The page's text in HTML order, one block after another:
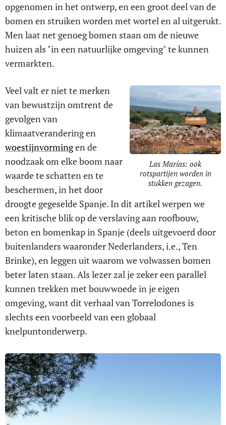
opgenomen in het ontwerp, en een groot deel van de
bomen en struiken worden met wortel en al uitgerukt.
Men laat net genoeg bomen staan om de nieuwe
huizen als "in een natuurlijke omgeving" te kunnen
vermarkten.
Las Marías: ook
rotspartijen worden in
stukken gezagen.
Veel valt er niet te merken
van bewustzijn omtrent de
gevolgen van
klimaatverandering en
woestijnvormingen de
noodzaak om elke boom naar
waarde te schatten en te
beschermen, in het door
droogte gegeselde Spanje. In dit artikel werpen we
een kritische blik op de verslaving aan roofbouw,
beton en bomenkap in Spanje (deels uitgevoerd door
buitenlanders waaronder Nederlanders, i.e., Ten
Brinke), en leggen uit waarom we volwassen bomen
beter laten staan. Als lezer zal je zeker een parallel
kunnen trekken met bouwwoede in je eigen
omgeving, want dit verhaal van Torrelodones is
slechts een voorbeeld van een globaal
knelpuntonderwerp.